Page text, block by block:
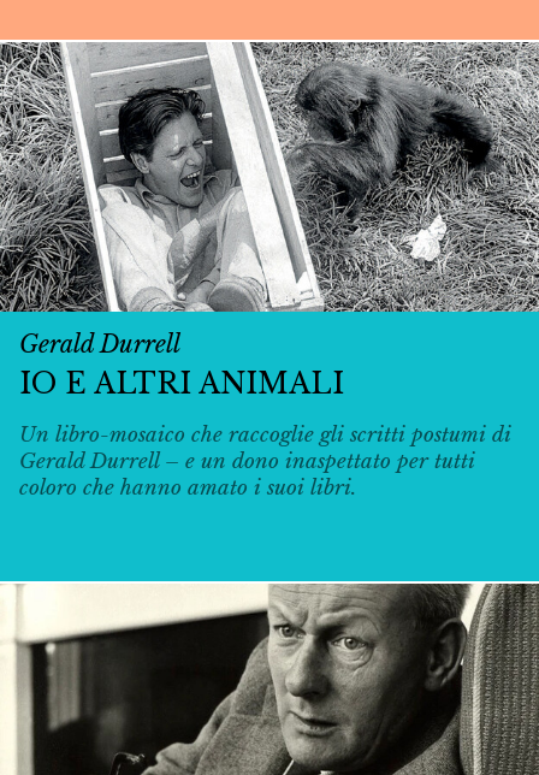
Gerald Durrell
IO E ALTRI ANIMALI
Un libro-mosaico che raccoglie gli scritti postumi di
Gerald Durrell – e un dono inaspettato per tutti
coloro che hanno amato i suoi libri.